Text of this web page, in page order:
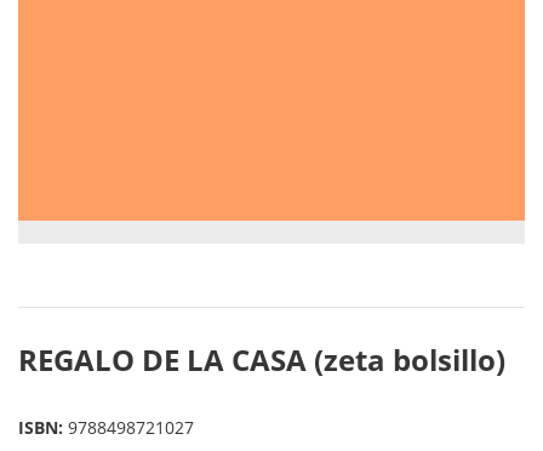
REGALO DE LA CASA (zeta bolsillo)
ISBN: 9788498721027